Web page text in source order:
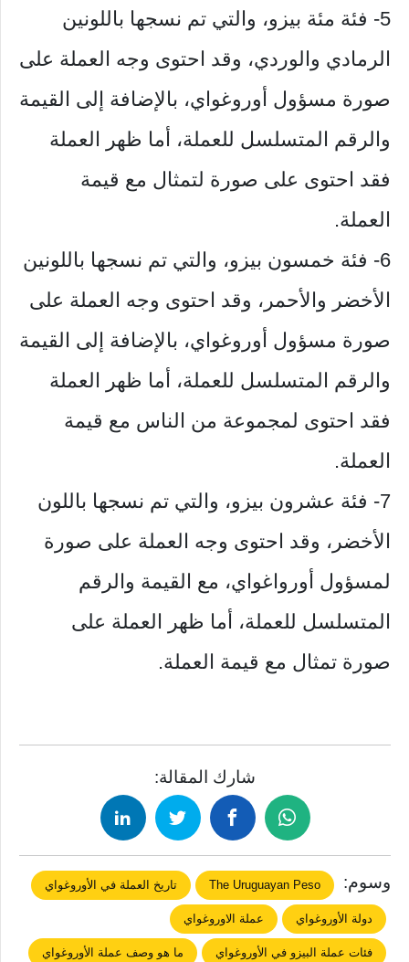
5- فئة مئة بيزو، والتي تم نسجها باللونين
الرمادي والوردي، وقد احتوى وجه العملة على
صورة مسؤول أوروغواي، بالإضافة إلى القيمة
والرقم المتسلسل للعملة، أما ظهر العملة
فقد احتوى على صورة لتمثال مع قيمة
العملة.
6- فئة خمسون بيزو، والتي تم نسجها باللونين
الأخضر والأحمر، وقد احتوى وجه العملة على
صورة مسؤول أوروغواي، بالإضافة إلى القيمة
والرقم المتسلسل للعملة، أما ظهر العملة
فقد احتوى لمجموعة من الناس مع قيمة
العملة.
7- فئة عشرون بيزو، والتي تم نسجها باللون
الأخضر، وقد احتوى وجه العملة على صورة
لمسؤول أورواغواي، مع القيمة والرقم
المتسلسل للعملة، أما ظهر العملة على
صورة تمثال مع قيمة العملة.
شارك المقالة:
وسوم: The Uruguayan Peso تاريخ العملة في الأوروغواي
دولة الأوروغواي عملة الاوروغواي
فئات عملة البيزو في الأوروغواي ما هو وصف عملة الأوروغواي